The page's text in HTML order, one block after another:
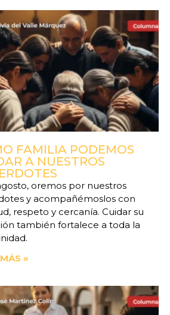
FAMILIA PODEMOS
A NUESTROS
oremos por nuestros
y acompañémoslos con
respeto y cercanía. Cuidar su
también fortalece a toda la
»